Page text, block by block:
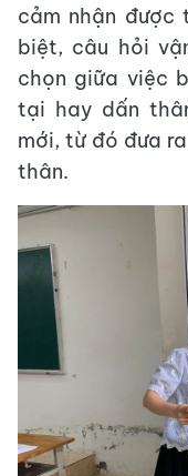
cảm nhận
biệt, câu hỏi
chọn giữa việc
tại hay dấn
mới, từ đó đưa
thân.